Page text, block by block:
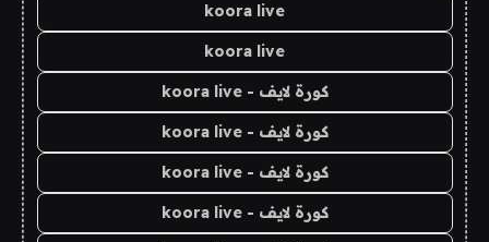
koora live
koora live
كورة لايف - koora live
كورة لايف - koora live
كورة لايف - koora live
كورة لايف - koora live